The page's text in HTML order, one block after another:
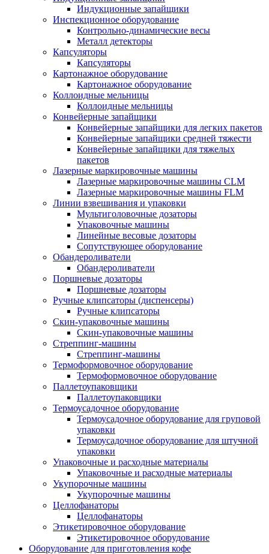
Индукционные запайщики
Инспекционное оборудование
Контрольно-динамические весы
Металл детекторы
Капсуляторы
Капсуляторы
Картонажное оборудование
Картонажное оборудование
Коллоидные мельницы
Коллоидные мельницы
Конвейерные запайщики
Конвейерные запайщики для легких пакетов
Конвейерные запайщики средней тяжести
Конвейерные запайщики для тяжелых
пакетов
Лазерные маркировочные машины
Лазерные маркировочные машины CLM
Лазерные маркировочные машины FLM
Линии взвешивания и упаковки
Мультиголовочные дозаторы
Упаковочные машины
Линейные весовые дозаторы
Сопутствующее оборудование
Обандероливатели
Обандероливатели
Поршневые дозаторы
Поршневые дозаторы
Ручные клипсаторы (диспенсеры)
Ручные клипсаторы
Скин-упаковочные машины
Скин-упаковочные машины
Стреппинг-машины
Стреппинг-машины
Термоформовочное оборудование
Термоформовочное оборудование
Паллетоупаковщики
Паллетоупаковщики
Термоусадочное оборудование
Термоусадочное оборудование для груповой
упаковки
Термоусадочное оборудование для штучной
упаковки
Упаковочные и расходные материалы
Упаковочные и расходные материалы
Укупорочные машины
Укупорочные машины
Целлофанаторы
Целлофанаторы
Этикетировочное оборудование
Этикетировочное оборудование
Оборудование для приготовления кофе